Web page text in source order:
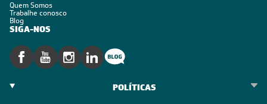
Quem Somos
Trabalhe conosco
Blog
SIGA-NOS
POLÍTICAS